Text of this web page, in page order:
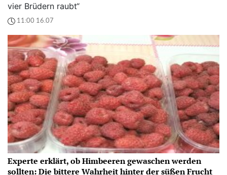
vier Brüdern raubt“
11:00 16.07
Experte erklärt, ob Himbeeren gewaschen werden
sollten: Die bittere Wahrheit hinter der süßen Frucht